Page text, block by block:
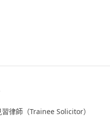
律師（Trainee Solicitor）